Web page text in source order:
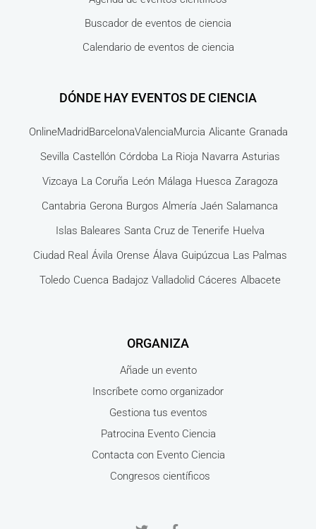
Buscador de eventos de ciencia
Calendario de eventos de ciencia
DÓNDE HAY EVENTOS DE CIENCIA
OnlineMadridBarcelonaValenciaMurcia Alicante Granada
Sevilla Castellón Córdoba La Rioja Navarra Asturias
Vizcaya La Coruña León Málaga Huesca Zaragoza
Cantabria Gerona Burgos Almería Jaén Salamanca
Islas Baleares Santa Cruz de Tenerife Huelva
Ciudad Real Ávila Orense Álava Guipúzcua Las Palmas
Toledo Cuenca Badajoz Valladolid Cáceres Albacete
ORGANIZA
Añade un evento
Inscríbete como organizador
Gestiona tus eventos
Patrocina Evento Ciencia
Contacta con Evento Ciencia
Congresos científicos